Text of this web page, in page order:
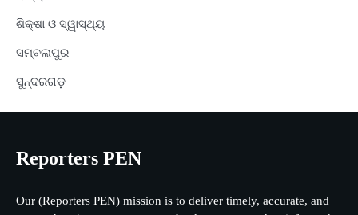
ଶିକ୍ଷା ଓ ସ୍ୱାସ୍ଥ୍ୟ
ସମ୍ବଲପୁର
ସୁନ୍ଦରଗଡ଼
Reporters PEN
Our (Reporters PEN) mission is to deliver timely, accurate, and